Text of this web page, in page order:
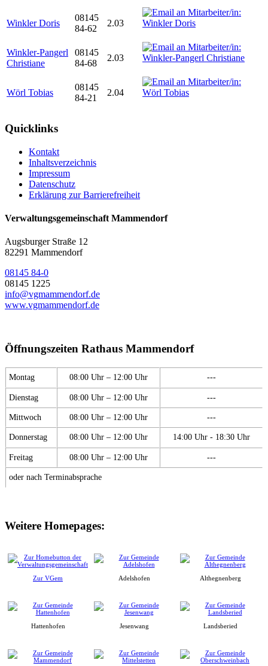
Winkler Doris
08145
84-62
2.03
Winkler-Pangerl
Christiane
08145
84-68
2.03
Wörl Tobias
08145
84-21
2.04
Quicklinks
Kontakt
Inhaltsverzeichnis
Impressum
Datenschutz
Erklärung zur Barrierefreiheit
Verwaltungsgemeinschaft Mammendorf
Augsburger Straße 12
82291 Mammendorf
08145 84-0
08145 1225
info@vgmammendorf.de
www.vgmammendorf.de
Öffnungszeiten Rathaus Mammendorf
Montag 08:00 Uhr – 12:00 Uhr ---
Dienstag 08:00 Uhr – 12:00 Uhr ---
Mittwoch 08:00 Uhr – 12:00 Uhr ---
Donnerstag 08:00 Uhr – 12:00 Uhr 14:00 Uhr - 18:30 Uhr
Freitag 08:00 Uhr – 12:00 Uhr ---
oder nach Terminabsprache
Weitere Homepages:
Zur VGem Adelshofen Althegnenberg
Hattenhofen Jesenwang Landsberied